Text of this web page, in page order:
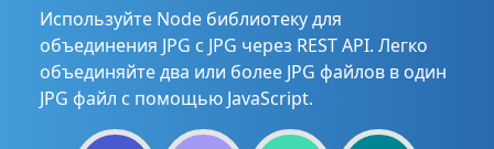
Используйте Node библиотеку для
объединения JPG с JPG через REST API. Легко
объединяйте два или более JPG файлов в один
JPG файл с помощью JavaScript.